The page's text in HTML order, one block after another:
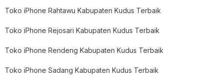
Toko iPhone Rahtawu Kabupaten Kudus Terbaik
Toko iPhone Rejosari Kabupaten Kudus Terbaik
Toko iPhone Rendeng Kabupaten Kudus Terbaik
Toko iPhone Sadang Kabupaten Kudus Terbaik